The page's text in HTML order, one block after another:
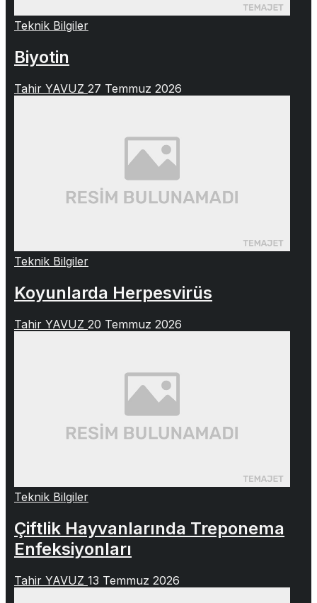
Teknik Bilgiler
Biyotin
Tahir YAVUZ 27 Temmuz 2026
Teknik Bilgiler
Koyunlarda Herpesvirüs
Tahir YAVUZ 20 Temmuz 2026
Teknik Bilgiler
Çiftlik Hayvanlarında Treponema
Enfeksiyonları
Tahir YAVUZ 13 Temmuz 2026